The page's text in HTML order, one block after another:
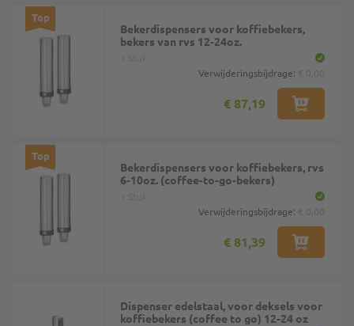
Top
Bekerdispensers voor koffiebekers,
bekers van rvs 12-24oz.
Verwijderingsbijdrage:
€ 87,19
Top
Bekerdispensers voor koffiebekers, rvs
6-10oz. (coffee-to-go-bekers)
Verwijderingsbijdrage:
€ 81,39
Dispenser edelstaal, voor deksels voor
koffiebekers (coffee to go) 12-24 oz